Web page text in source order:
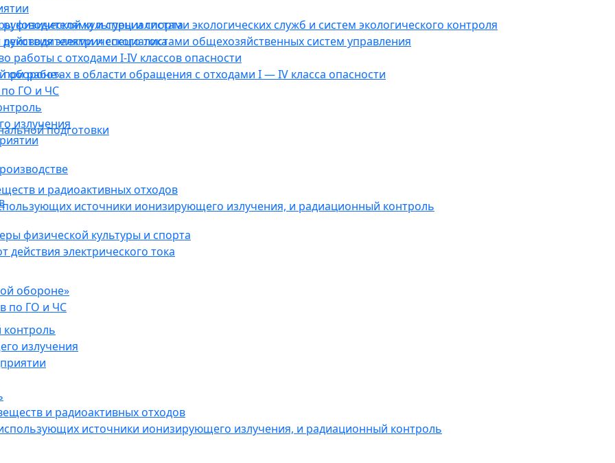
физической культуры и спорта
электрического тока
обороне»
ГО и ЧС
излучения
и радиоактивных отходов
источники ионизирующего излучения, и радиационный контроль
и специалистами экологических служб и систем экологического контроля
и специалистами общехозяйственных систем управления
работы с отходами I-IV классов опасности
работах в области обращения с отходами I — IV класса опасности
подготовки
физической культуры и спорта
электрического тока
обороне»
по ГО и ЧС
излучения
и радиоактивных отходов
источники ионизирующего излучения, и радиационный контроль